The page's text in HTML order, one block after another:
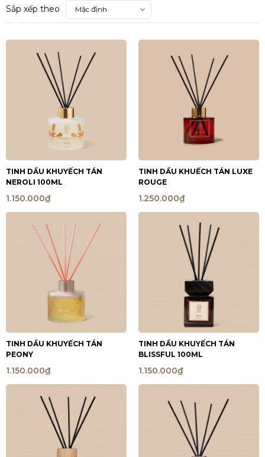
Sắp xếp theo Mặc định
TINH DẦU KHUYẾCH TÁN
NEROLI 100ML
1.150.000₫
TINH DẦU KHUẾCH TÁN LUXE
ROUGE
1.250.000₫
TINH DẦU KHUYẾCH TÁN
PEONY
1.150.000₫
TINH DẦU KHUYẾCH TÁN
BLISSFUL 100ML
1.150.000₫